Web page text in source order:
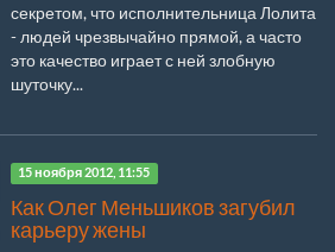
секретом, что исполнительница Лолита
- людей чрезвычайно прямой, а часто
это качество играет с ней злобную
шуточку...
15 ноября 2012, 11:55
Как Олег Меньшиков загубил
карьеру жены